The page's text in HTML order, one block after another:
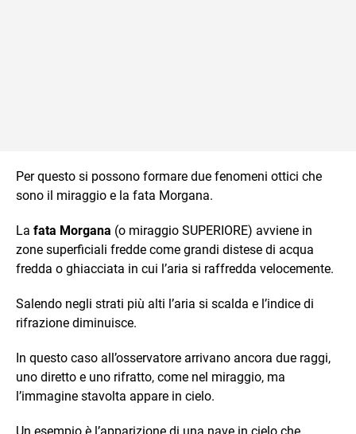
Per questo si possono formare due fenomeni ottici che
sono il miraggio e la fata Morgana.
La fata Morgana (o miraggio SUPERIORE) avviene in
zone superficiali fredde come grandi distese di acqua
fredda o ghiacciata in cui l’aria si raffredda velocemente.
Salendo negli strati più alti l’aria si scalda e l’indice di
rifrazione diminuisce.
In questo caso all’osservatore arrivano ancora due raggi,
uno diretto e uno rifratto, come nel miraggio, ma
l’immagine stavolta appare in cielo.